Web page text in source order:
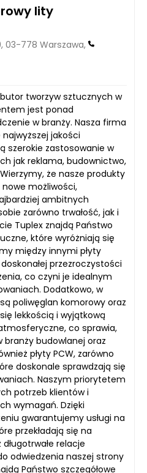
lity
03-778 Warszawa,
tworzyw sztucznych w
jest ponad
w branży. Nasza firma
jakości
szerokie zastosowanie w
jak reklama, budownictwo,
że nasze produkty
możliwości,
ambitnych
zarówno trwałość, jak i
Tuplex znajdą Państwo
które wyróżniają się
między innymi płyty
przezroczystości
co czyni je idealnym
Dodatkowo, w
poliwęglan komorowy oraz
lekkością i wyjątkową
co sprawia,
branży budowlanej oraz
płyty PCW, zarówno
doskonale sprawdzają się
Naszym priorytetem
potrzeb klientów i
wymagań. Dzięki
gwarantujemy usługi na
przekładają się na
relacje
odwiedzenia naszej strony
Państwo szczegółowe